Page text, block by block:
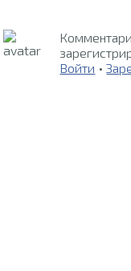
Войти •